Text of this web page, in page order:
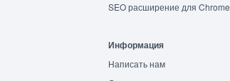
SEO расширение для Chrome
Информация
Написать нам